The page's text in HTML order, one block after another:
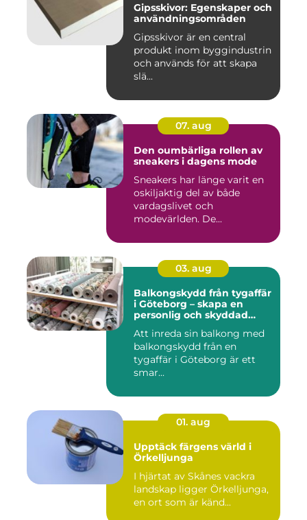
Gipsskivor: Egenskaper och
användningsområden
Gipsskivor är en central
produkt inom byggindustrin
och används för att skapa
slä...
07. aug
Den oumbärliga rollen av
sneakers i dagens mode
Sneakers har länge varit en
oskiljaktig del av både
vardagslivet och
modevärlden. De...
03. aug
Balkongskydd från tygaffär
i Göteborg – skapa en
personlig och skyddad
Att inreda sin balkong med
balkongskydd från en
tygaffär i Göteborg är ett
smar...
01. aug
Upptäck färgens värld i
Örkelljunga
I hjärtat av Skånes vackra
landskap ligger Örkelljunga,
en ort som är känd...